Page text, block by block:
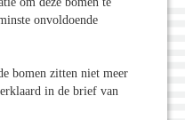
onvoldoende
bomen zitten niet meer
in de brief van